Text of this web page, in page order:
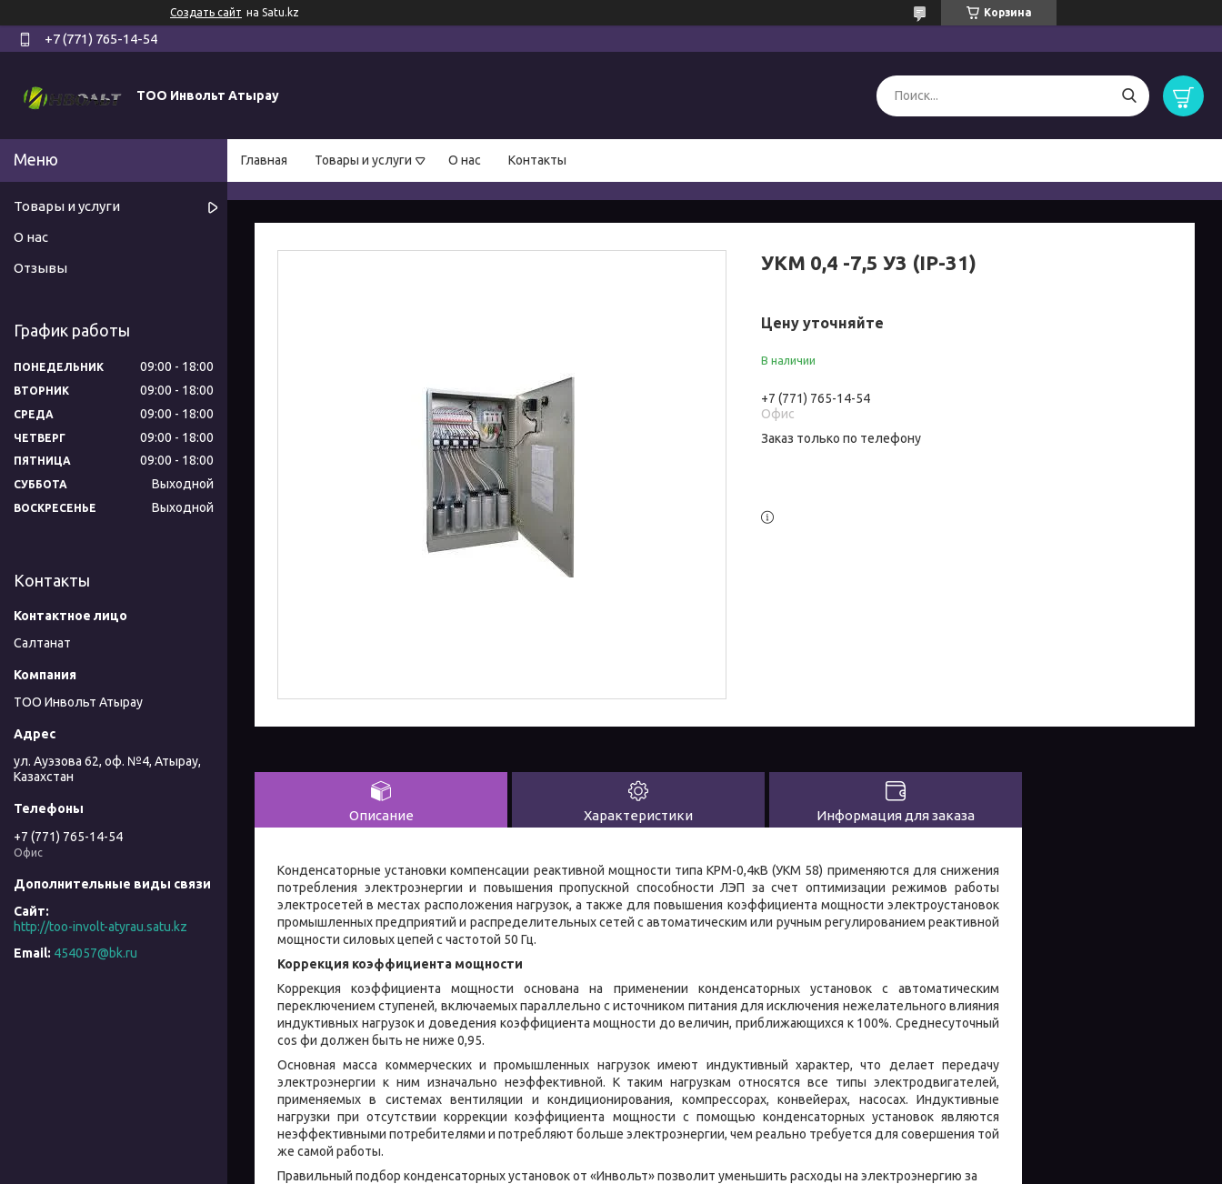
Создать сайт на Satu.kz Корзина
+7 (771) 765-14-54
ТОО Инвольт Атырау
Главная Товары и услуги О нас Контакты
УКМ 0,4 -7,5 У3 (IP-31)
Цену уточняйте
В наличии
+7 (771) 765-14-54
Офис
Заказ только по телефону
Описание Характеристики Информация для заказа
Конденсаторные установки компенсации реактивной мощности типа КРМ-0,4кВ (УКМ 58) применяются для снижения
потребления электроэнергии и повышения пропускной способности ЛЭП за счет оптимизации режимов работы
электросетей в местах расположения нагрузок, а также для повышения коэффициента мощности электроустановок
промышленных предприятий и распределительных сетей с автоматическим или ручным регулированием реактивной
мощности силовых цепей с частотой 50 Гц.
Коррекция коэффициента мощности
Коррекция коэффициента мощности основана на применении конденсаторных установок с автоматическим
переключением ступеней, включаемых параллельно с источником питания для исключения нежелательного влияния
индуктивных нагрузок и доведения коэффициента мощности до величин, приближающихся к 100%. Среднесуточный
cos фи должен быть не ниже 0,95.
Основная масса коммерческих и промышленных нагрузок имеют индуктивный характер, что делает передачу
электроэнергии к ним изначально неэффективной. К таким нагрузкам относятся все типы электродвигателей,
применяемых в системах вентиляции и кондиционирования, компрессорах, конвейерах, насосах. Индуктивные
нагрузки при отсутствии коррекции коэффициента мощности с помощью конденсаторных установок являются
неэффективными потребителями и потребляют больше электроэнергии, чем реально требуется для совершения той
же самой работы.
Правильный подбор конденсаторных установок от «Инвольт» позволит уменьшить расходы на электроэнергию за
Товары и услуги
О нас
Отзывы
График работы
ПОНЕДЕЛЬНИК 09:00 18:00
ВТОРНИК 09:00 18:00
СРЕДА 09:00 18:00
ЧЕТВЕРГ 09:00 18:00
ПЯТНИЦА 09:00 18:00
СУББОТА Выходной
ВОСКРЕСЕНЬЕ Выходной
Контакты
Салтанат
ТОО Инвольт Атырау
ул. Ауэзова 62, оф. №4, Атырау,
Казахстан
+7 (771) 765-14-54
Офис
http://too-involt-atyrau.satu.kz
454057@bk.ru